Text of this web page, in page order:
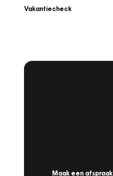
Vakantiecheck
Maak een afspraak